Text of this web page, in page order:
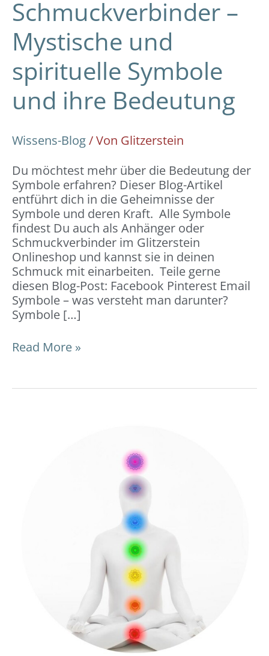
Schmuckverbinder –
Mystische und
spirituelle Symbole
und ihre Bedeutung
Wissens-Blog/ Von Glitzerstein
Du möchtest mehr über die Bedeutung der
Symbole erfahren? Dieser Blog-Artikel
entführt dich in die Geheimnisse der
Symbole und deren Kraft. Alle Symbole
findest Du auch als Anhänger oder
Schmuckverbinder im Glitzerstein
Onlineshop und kannst sie in deinen
Schmuck mit einarbeiten. Teile gerne
diesen Blog-Post: Facebook Pinterest Email
Symbole – was versteht man darunter?
Symbole […]
Read More »